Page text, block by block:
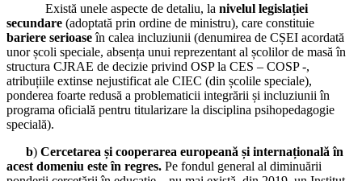
Există unele aspecte de detaliu, la nivelul legislației
secundare (adoptată prin ordine de ministru), care constituie
bariere serioaseîn calea incluziunii (denumirea de CȘEI acordată
unor școli speciale, absența unui reprezentant al școlilor de masă în
structura CJRAE de decizie privind OSP la CES – COSP -,
atribuțiile extinse nejustificat ale CIEC (din școlile speciale),
ponderea foarte redusă a problematicii integrării și incluziunii în
programa oficială pentru titularizare la disciplina psihopedagogie
specială).
b) Cercetarea și cooperarea europeană și internațională în
acest domeniu este în regres. Pe fondul general al diminuării